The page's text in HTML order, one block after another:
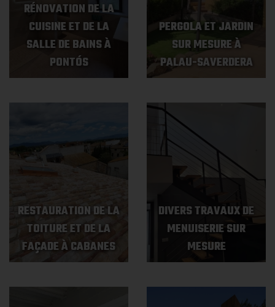
RÉNOVATION DE LA
CUISINE ET DE LA
SALLE DE BAINS À
PONTÓS
PERGOLA ET JARDIN
SUR MESURE À
PALAU-SAVERDERA
RESTAURATION DE LA
TOITURE ET DE LA
FAÇADE À CABANES
DIVERS TRAVAUX DE
MENUISERIE SUR
MESURE